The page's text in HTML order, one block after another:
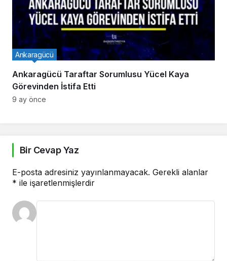
Ankaragücü Taraftar Sorumlusu Yücel Kaya
Görevinden İstifa Etti
Ankaragücü
9 ay önce
Bir Cevap Yaz
E-posta adresiniz yayınlanmayacak. Gerekli alanlar
* ile işaretlenmişlerdir